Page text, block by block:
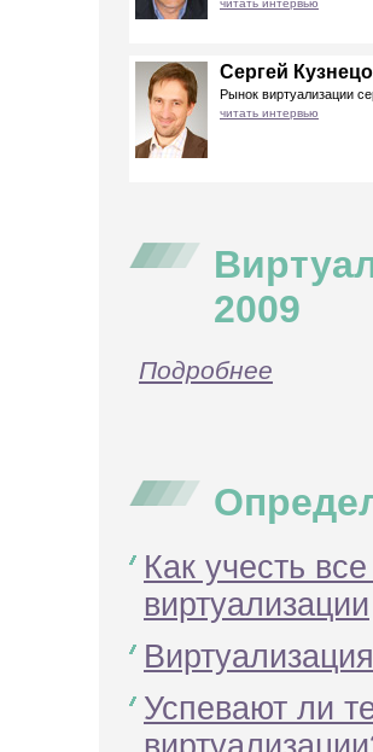
читать интервью
Сергей
Рынок виртуализации
читать интервью
2009
Подробнее
Как учесть
виртуализации
Успевают ли